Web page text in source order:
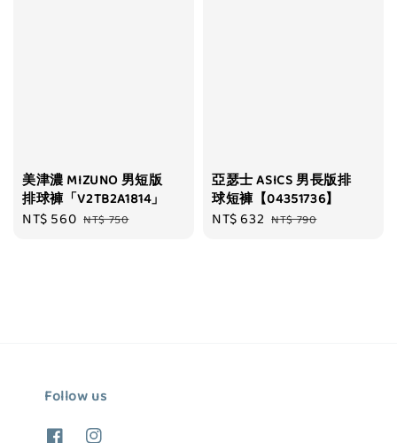
美津濃 MIZUNO 男短版
排球褲「V2TB2A1814」
Sale
NT$ 560 Regular
NT$ 750
亞瑟士 ASICS 男長版排
球短褲【04351736】
Sale
NT$ 632 Regular
NT$ 790
Follow us